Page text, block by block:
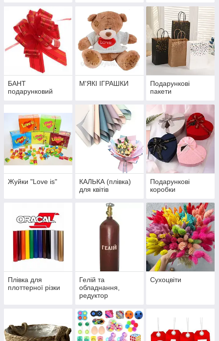
БАНТ
подарунковий
М'ЯКІ ІГРАШКИ
Подарункові
пакети
Жуйки "Love is"
КАЛЬКА (плівка)
для квітів
Подарункові
коробки
Плівка для
плоттерної різки
Гелій та
обладнання,
редуктор
Сухоцвіти